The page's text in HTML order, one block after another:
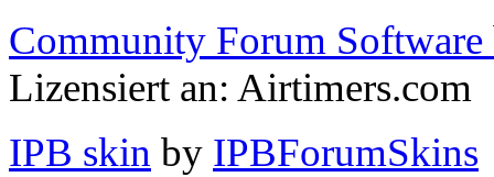
Community Forum Software
Lizensiert an: Airtimers.com
IPB skin by IPBForumSkins